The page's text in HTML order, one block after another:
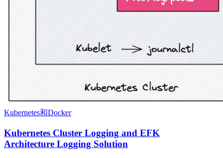
Kubernetes和Docker
Kubernetes Cluster Logging and EFK
Architecture Logging Solution